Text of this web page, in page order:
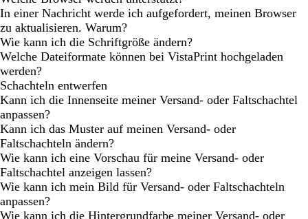
In einer Nachricht werde ich aufgefordert, meinen Browser
zu aktualisieren. Warum?
Wie kann ich die Schriftgröße ändern?
Welche Dateiformate können bei VistaPrint hochgeladen
werden?
Schachteln entwerfen
Kann ich die Innenseite meiner Versand- oder Faltschachtel
anpassen?
Kann ich das Muster auf meinen Versand- oder
Faltschachteln ändern?
Wie kann ich eine Vorschau für meine Versand- oder
Faltschachtel anzeigen lassen?
Wie kann ich mein Bild für Versand- oder Faltschachteln
anpassen?
Wie kann ich die Hintergrundfarbe meiner Versand- oder